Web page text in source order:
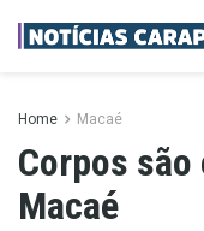
Home Macaé
Corpos
Macaé